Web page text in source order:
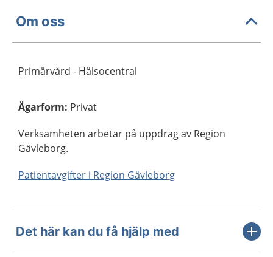
Om oss
Primärvård - Hälsocentral
Ägarform: Privat
Verksamheten arbetar på uppdrag av Region
Gävleborg.
Patientavgifter i Region Gävleborg
Det här kan du få hjälp med